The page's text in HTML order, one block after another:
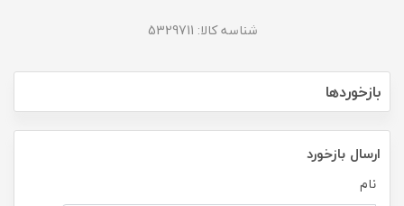
شناسه کالا: 5329711
بازخوردها
ارسال بازخورد
نام